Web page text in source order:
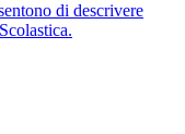
di descrivere